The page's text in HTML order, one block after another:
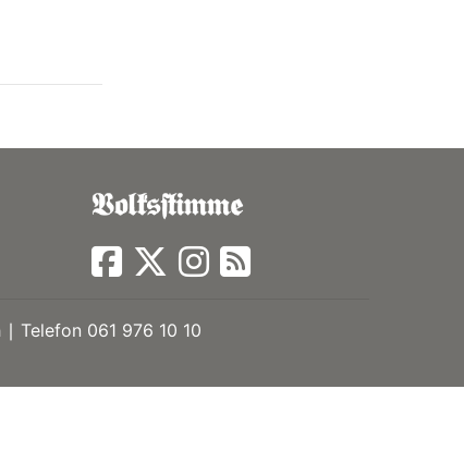
Telefon 061 976 10 10